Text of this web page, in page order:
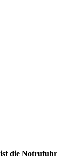
die Notrufuhr